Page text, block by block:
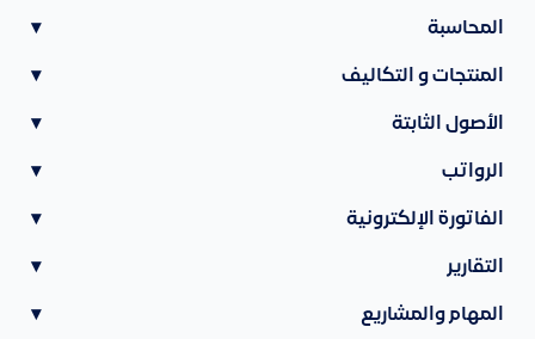
المحاسبة ▾
المنتجات و التكاليف ▾
الأصول الثابتة ▾
الرواتب ▾
الفاتورة الإلكترونية ▾
التقارير ▾
المهام والمشاريع ▾